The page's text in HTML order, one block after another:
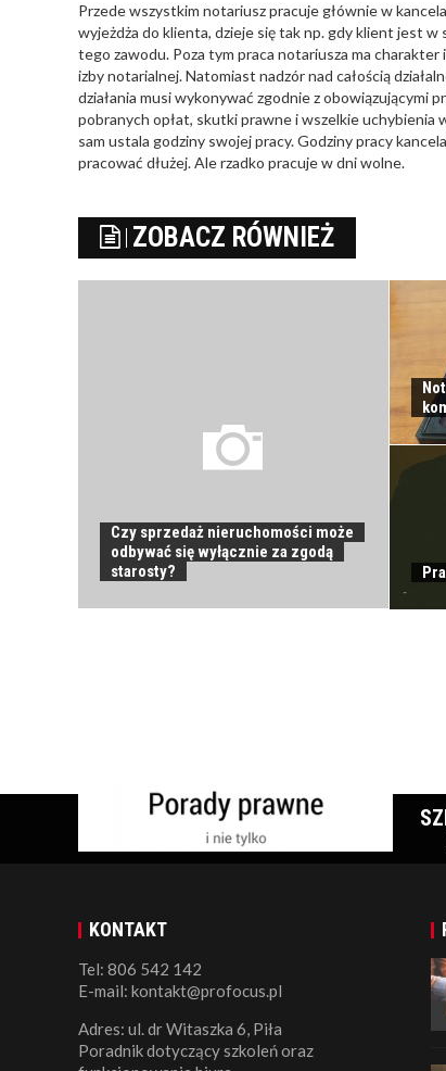
Przede wszystkim notariusz pracuje głównie w
wyjeżdża do klienta, dzieje się tak np. gdy klient jest
tego zawodu. Poza tym praca notariusza ma
izby notarialnej. Natomiast nadzór nad całością
działania musi wykonywać zgodnie z obowiązującymi
pobranych opłat, skutki prawne i wszelkie uchybienia
sam ustala godziny swojej pracy. Godziny pracy
pracować dłużej. Ale rzadko pracuje w dni wolne.
ZOBACZ RÓWNIEŻ
Czy sprzedaż nieruchomości może
odbywać się wyłącznie za zgodą
starosty?
KONTAKT
Tel: 806 542 142
E-mail: kontakt@profocus.pl
Adres: ul. dr Witaszka 6, Piła
Poradnik dotyczący szkoleń oraz